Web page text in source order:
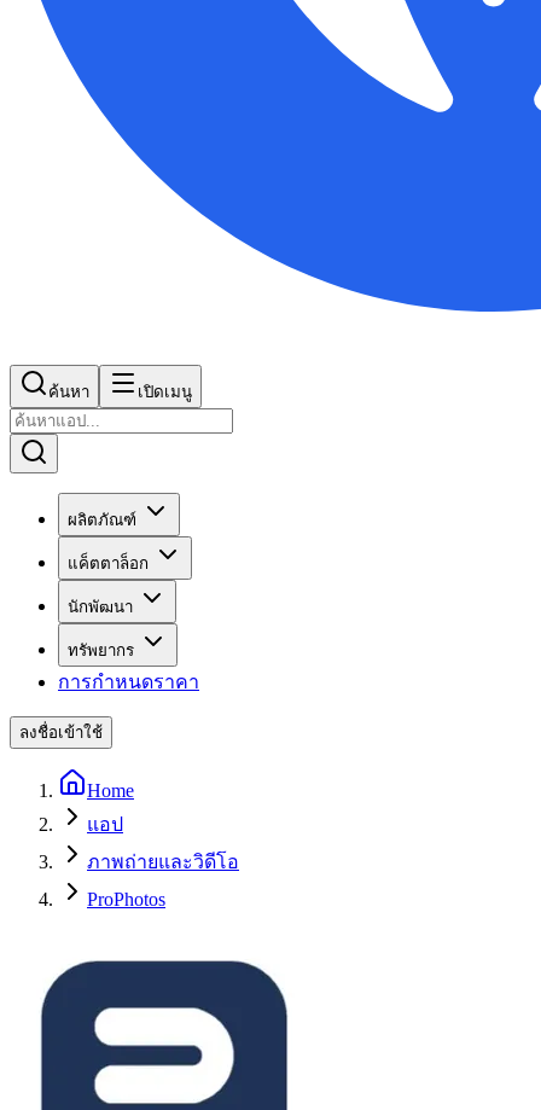
ค้นหา เปิดเมนู
ผลิตภัณฑ์
แค็ตตาล็อก
นักพัฒนา
ทรัพยากร
การกำหนดราคา
ลงชื่อเข้าใช้
Home
แอป
ภาพถ่ายและวิดีโอ
ProPhotos